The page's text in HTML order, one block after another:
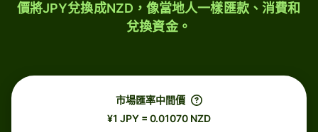
價將JPY兌換成NZD，像當地人一樣匯款、消費和
兌換資金。
市場匯率中間價
¥1 JPY = 0.01070 NZD